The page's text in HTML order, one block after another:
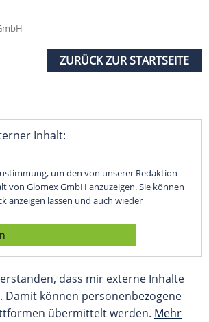
ZURÜCK ZUR STARTSEITE
Inhalt:
um den von unserer Redaktion
von Glomex GmbH anzuzeigen. Sie können
anzeigen lassen und auch wieder
dass mir externe Inhalte
Damit können personenbezogene
übermittelt werden. Mehr